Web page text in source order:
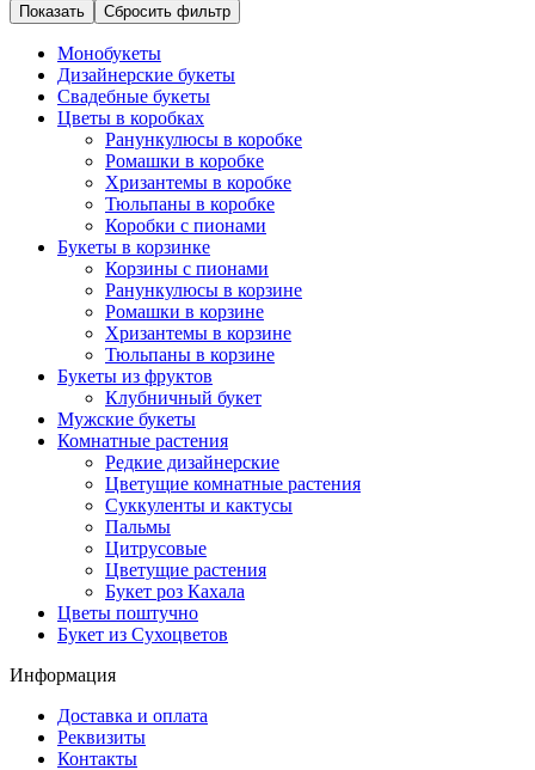
Сбросить фильтр
Монобукеты
Дизайнерские букеты
Свадебные букеты
Цветы в коробках
Ранункулюсы в коробке
Ромашки в коробке
Хризантемы в коробке
Тюльпаны в коробке
Коробки с пионами
Букеты в корзинке
Корзины с пионами
Ранункулюсы в корзине
Ромашки в корзине
Хризантемы в корзине
Тюльпаны в корзине
Букеты из фруктов
Клубничный букет
Мужские букеты
Комнатные растения
Редкие дизайнерские
Цветущие комнатные растения
Суккуленты и кактусы
Пальмы
Цитрусовые
Цветущие растения
Букет роз Кахала
Цветы поштучно
Букет из Сухоцветов
Информация
Доставка и оплата
Реквизиты
Контакты